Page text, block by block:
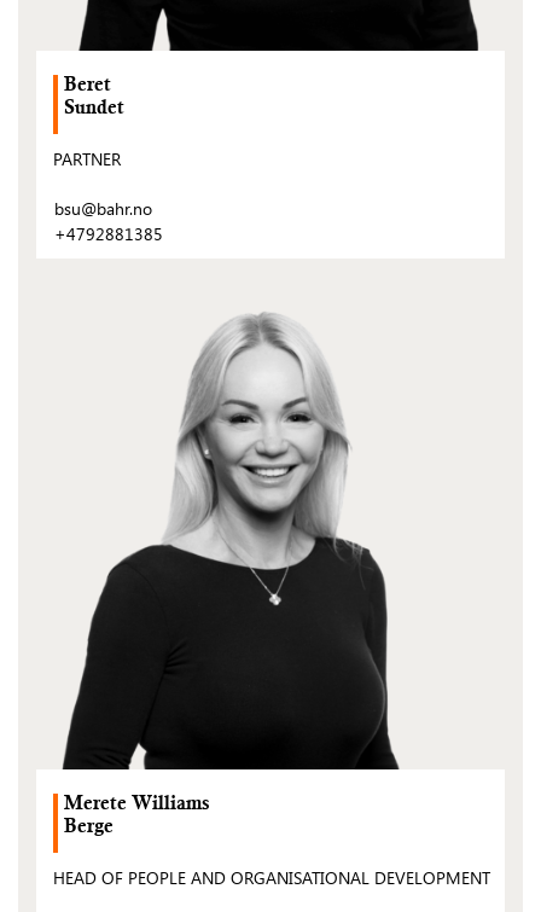
Beret
Sundet
PARTNER
bsu@bahr.no
+4792881385
Merete Williams
Berge
HEAD OF PEOPLE AND ORGANISATIONAL DEVELOPMENT